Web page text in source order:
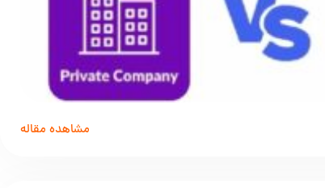
مشاهده مقاله